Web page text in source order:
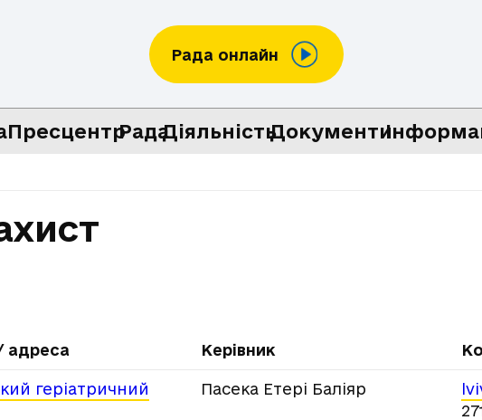
Рада онлайн
ПресцентрРадаДіяльністьДокументи
адреса Керівник
геріатричний
Пасека Етері Баліяр